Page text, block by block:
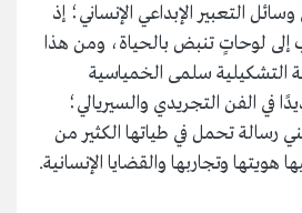
التعبير الإبداعي الإنساني؛ إذ
إلى لوحاتٍ تنبض بالحياة، ومن هذا
التشكيلية سلمى الخمياسية
في الفن التجريدي والسيريالي؛
تحمل في طياتها الكثير من
وتجاربها والقضايا الإنسانية.